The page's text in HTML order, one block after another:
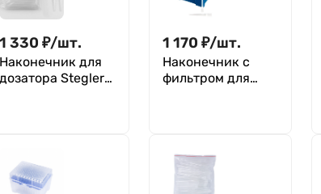
1 330 ₽/шт.
Наконечник для
дозатора Stegler
1 170 ₽/шт.
Наконечник c
фильтром для